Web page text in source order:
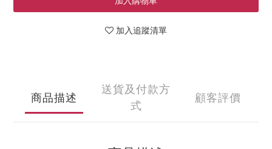
加入追蹤清單
商品描述
送貨及付款方
式
顧客評價